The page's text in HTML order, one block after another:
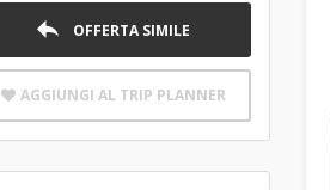
OFFERTA SIMILE
AGGIUNGI AL TRIP PLANNER